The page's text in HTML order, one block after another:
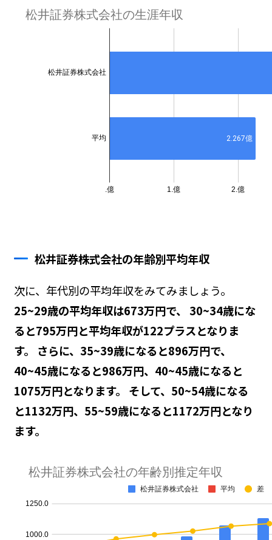
松井証券株式会社の年齢別平均年収
次に、年代別の平均年収をみてみましょう。
25~29歳の平均年収は673万円で、 30~34歳にな
ると795万円と平均年収が122プラスとなりま
す。 さらに、35~39歳になると896万円で、
40~45歳になると986万円、40~45歳になると
1075万円となります。 そして、50~54歳になる
と1132万円、55~59歳になると1172万円となり
ます。